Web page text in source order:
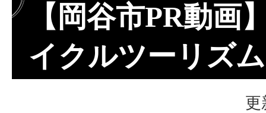
【岡谷市PR動画
イクルツーリズム
更